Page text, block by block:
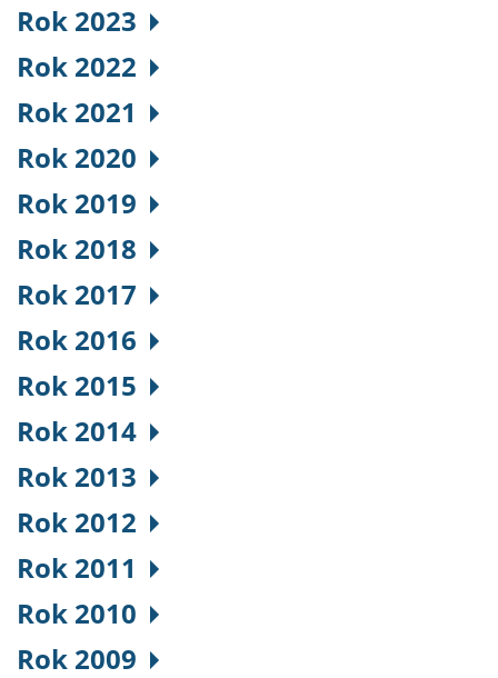
Rok 2023
Rok 2022
Rok 2021
Rok 2020
Rok 2019
Rok 2018
Rok 2017
Rok 2016
Rok 2015
Rok 2014
Rok 2013
Rok 2012
Rok 2011
Rok 2010
Rok 2009